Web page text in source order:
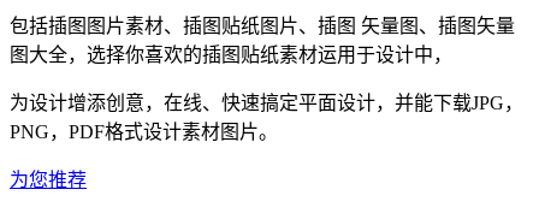
包括插图图片素材、插图贴纸图片、插图 矢量图、插图矢量
图大全，选择你喜欢的插图贴纸素材运用于设计中，
为设计增添创意，在线、快速搞定平面设计，并能下载JPG，
PNG，PDF格式设计素材图片。
为您推荐